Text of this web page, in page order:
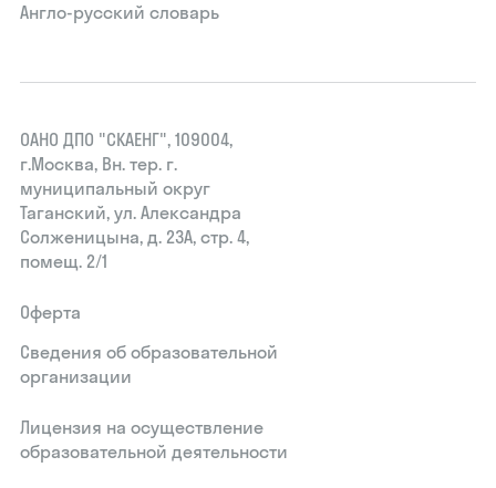
Англо-русский словарь
ОАНО ДПО "СКАЕНГ", 109004,
г.Москва, Вн. тер. г.
муниципальный округ
Таганский, ул. Александра
Солженицына, д. 23А, стр. 4,
помещ. 2/1
Оферта
Сведения об образовательной
организации
Лицензия на осуществление
образовательной деятельности